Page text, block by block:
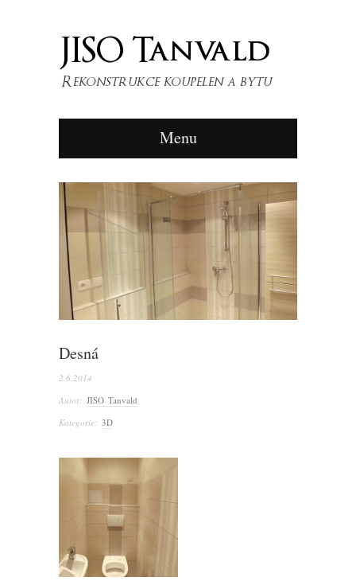
Menu
Desná
2.6.2014
Autor: JISO Tanvald
Kategorie: 3D